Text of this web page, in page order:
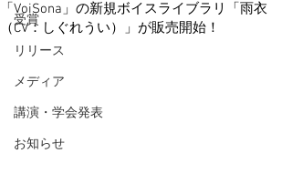
受賞
リリース
メディア
講演・学会発表
お知らせ
「VoiSona」の新規ボイスライブラリ「雨衣
（CV：しぐれうい）」が販売開始！